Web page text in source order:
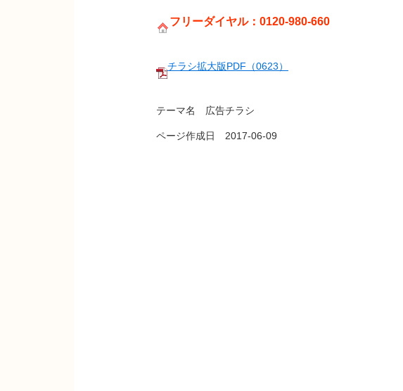
フリーダイヤル：0120-980-660
チラシ拡大版PDF（0623）
テーマ名 広告チラシ
ページ作成日 2017-06-09